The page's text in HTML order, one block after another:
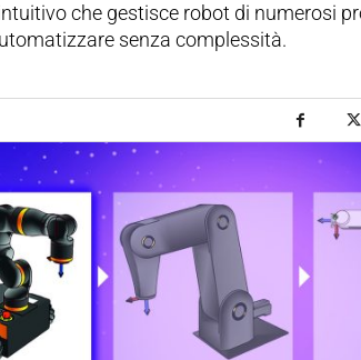
che gestisce robot di numerosi
senza complessità.